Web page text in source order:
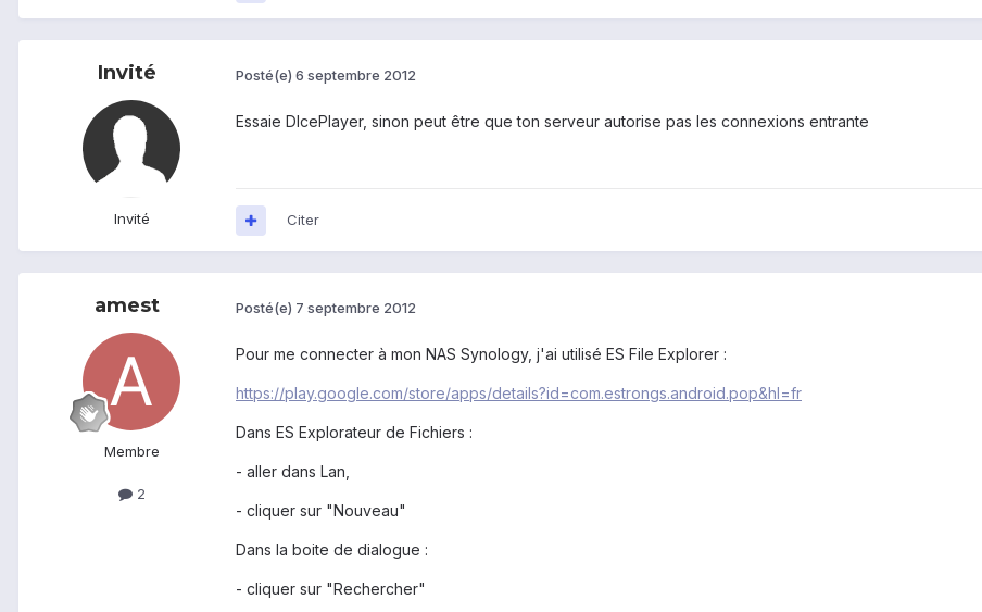
Invité
Invité
Posté(e) 6 septembre 2012
Essaie DIcePlayer, sinon peut être que ton serveur autorise pas les connexions entrante
Citer
amest
Membre
2
Posté(e) 7 septembre 2012
Pour me connecter à mon NAS Synology, j'ai utilisé ES File Explorer :
https://play.google.com/store/apps/details?id=com.estrongs.android.pop&hl=fr
Dans ES Explorateur de Fichiers :
- aller dans Lan,
- cliquer sur "Nouveau"
Dans la boite de dialogue :
- cliquer sur "Rechercher"